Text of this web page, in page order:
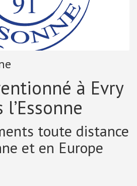
à Evry
l’Essonne
toute distance
et en Europe